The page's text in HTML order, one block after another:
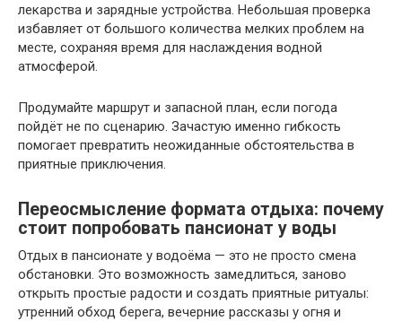
лекарства и зарядные устройства. Небольшая проверка
избавляет от большого количества мелких проблем на
месте, сохраняя время для наслаждения водной
атмосферой.
Продумайте маршрут и запасной план, если погода
пойдёт не по сценарию. Зачастую именно гибкость
помогает превратить неожиданные обстоятельства в
приятные приключения.
Переосмысление формата отдыха: почему
стоит попробовать пансионат у воды
Отдых в пансионате у водоёма — это не просто смена
обстановки. Это возможность замедлиться, заново
открыть простые радости и создать приятные ритуалы:
утренний обход берега, вечерние рассказы у огня и